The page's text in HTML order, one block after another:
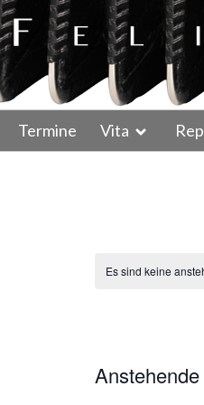
Termine Vita
Es sind keine
Anstehende